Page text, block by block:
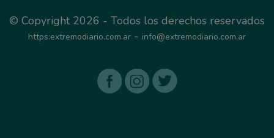
© Copyright 2026 - Todos los derechos reservados
https:extremodiario.com.ar - info@extremodiario.com.ar